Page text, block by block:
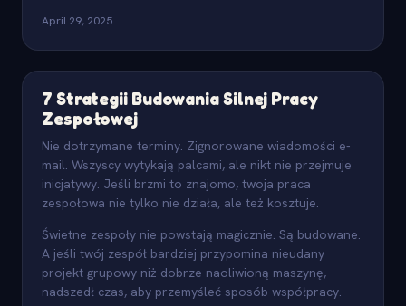
April 29, 2025
7 Strategii Budowania Silnej Pracy
Zespołowej
Nie dotrzymane terminy. Zignorowane wiadomości e-
mail. Wszyscy wytykają palcami, ale nikt nie przejmuje
inicjatywy. Jeśli brzmi to znajomo, twoja praca
zespołowa nie tylko nie działa, ale też kosztuje.
Świetne zespoły nie powstają magicznie. Są budowane.
A jeśli twój zespół bardziej przypomina nieudany
projekt grupowy niż dobrze naoliwioną maszynę,
nadszedł czas, aby przemyśleć sposób współpracy.